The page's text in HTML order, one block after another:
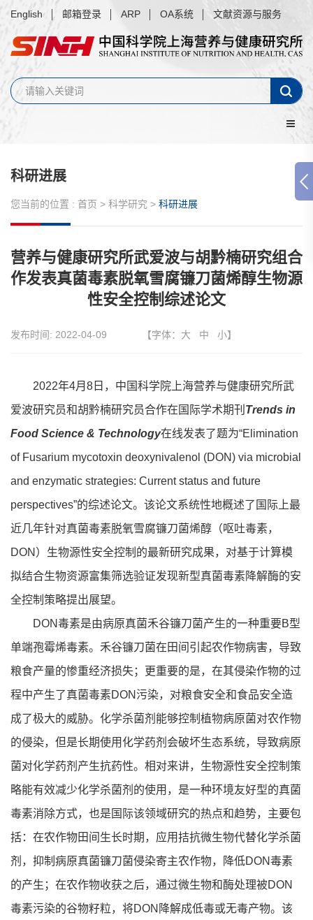
English 邮箱登录 ARP OA系统 文献资源与服务
科研进展
您当前的位置 : 首页 > 科学研究 > 科研进展
营养与健康研究所武爱波与胡黔楠研究组合
作发表真菌毒素脱氧雪腐镰刀菌烯醇生物源
性安全控制综述论文
发布时间: 2022-04-09 【字体： 大 中 小】
2022年4月8日，中国科学院上海营养与健康研究所武
爱波研究员和胡黔楠研究员合作在国际学术期刊 Trends in
Food Science & Technology在线发表了题为“Elimination
of Fusarium mycotoxin deoxynivalenol (DON) via microbial
and enzymatic strategies: Current status and future
perspectives”的综述论文。该论文系统性地概述了国际上最
近几年针对真菌毒素脱氧雪腐镰刀菌烯醇（呕吐毒素，
DON）生物源性安全控制的最新研究成果，对基于计算模
拟结合生物资源富集筛选验证发现新型真菌毒素降解酶的安
全控制策略提出展望。
DON毒素是由病原真菌禾谷镰刀菌产生的一种重要B型
单端孢霉烯毒素。禾谷镰刀菌在田间引起农作物病害，导致
粮食产量的惨重经济损失；更重要的是，在其侵染作物的过
程中产生了真菌毒素DON污染，对粮食安全和食品安全造
成了极大的威胁。化学杀菌剂能够控制植物病原菌对农作物
的侵染，但是长期使用化学药剂会破坏生态系统，导致病原
菌对化学药剂产生抗药性。相对来讲，生物源性安全控制策
略能有效减少化学杀菌剂的使用，是一种环境友好型的真菌
毒素消除方式，也是国际该领域研究的热点和趋势，主要包
括：在农作物田间生长时期，应用拮抗微生物代替化学杀菌
剂，抑制病原真菌镰刀菌侵染寄主农作物，降低DON毒素
的产生；在农作物收获之后，通过微生物和酶处理被DON
毒素污染的谷物籽粒，将DON降解成低毒或无毒产物。该